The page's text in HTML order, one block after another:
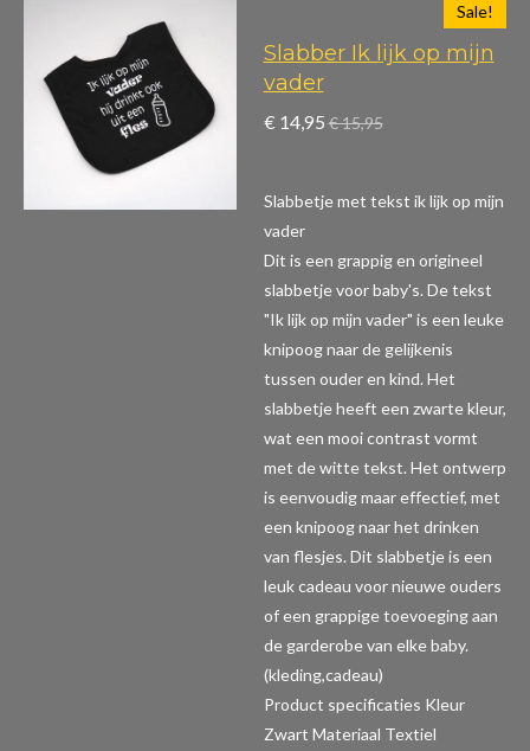
Sale!
Slabber Ik lijk op mijn
vader
€ 14,95 € 15,95
Slabbetje met tekst ik lijk op mijn
vader
Dit is een grappig en origineel
slabbetje voor baby's. De tekst
"Ik lijk op mijn vader" is een leuke
knipoog naar de gelijkenis
tussen ouder en kind. Het
slabbetje heeft een zwarte kleur,
wat een mooi contrast vormt
met de witte tekst. Het ontwerp
is eenvoudig maar effectief, met
een knipoog naar het drinken
van flesjes. Dit slabbetje is een
leuk cadeau voor nieuwe ouders
of een grappige toevoeging aan
de garderobe van elke baby.
(kleding,cadeau)
Product specificaties Kleur
Zwart Materiaal Textiel